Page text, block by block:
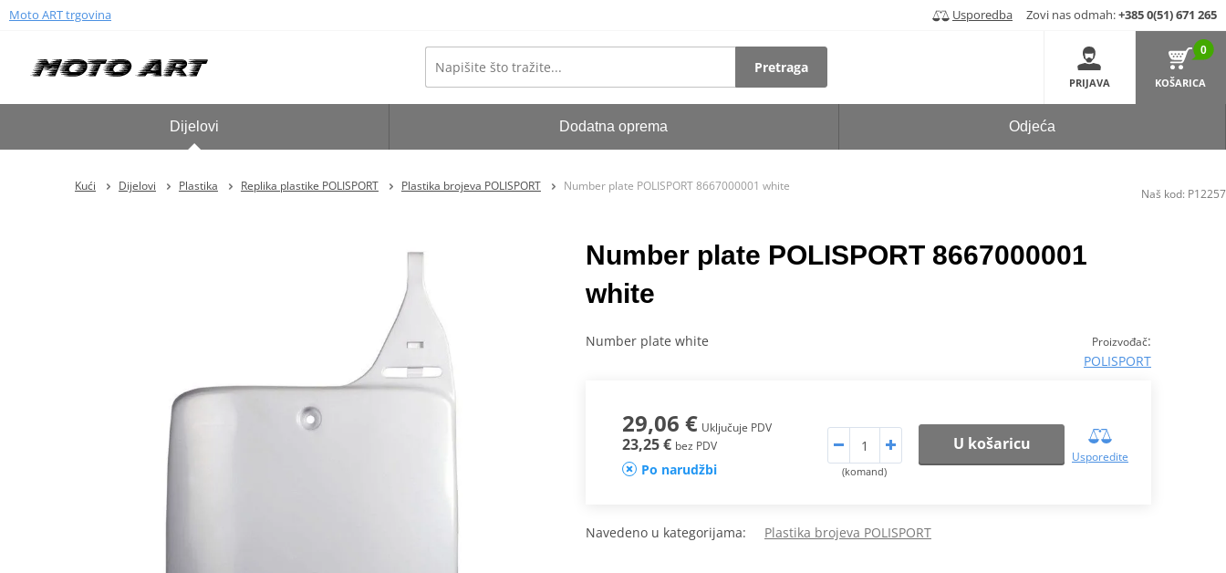
Moto ART trgovina Usporedba Zovi nas odmah:+385 0(51) 671 265
Pretraga
PRIJAVA
0
KOŠARICA
Dijelovi Dodatna oprema Odjeća
Kući Dijelovi Plastika Replika plastike POLISPORT Plastika brojeva POLISPORT Number plate POLISPORT 8667000001 white
Number plate POLISPORT 8667000001
white
Proizvođač:
POLISPORT
Number plate white
29,06 € Uključuje PDV
23,25 € bez PDV
Po narudžbi (komand)
U košaricu
Usporedite
Navedeno u kategorijama: Plastika brojeva POLISPORT
Naš kod: P12257